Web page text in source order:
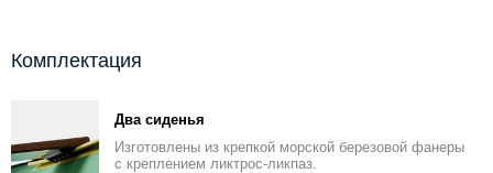
Комплектация
Два сиденья
Изготовлены из крепкой морской березовой фанеры
с креплением ликтрос-ликпаз.